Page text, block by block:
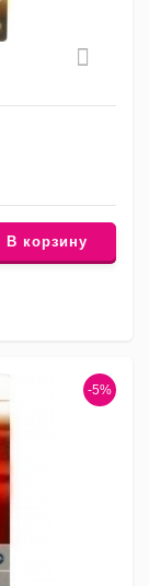
В корзину
-5%